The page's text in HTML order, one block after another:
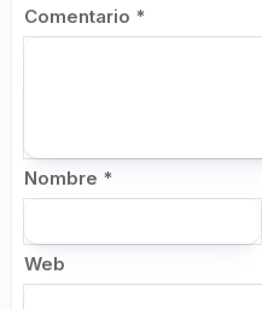
Comentario *
Nombre *
Web